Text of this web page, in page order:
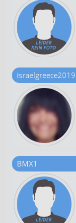
israelgreece2019
BMX1